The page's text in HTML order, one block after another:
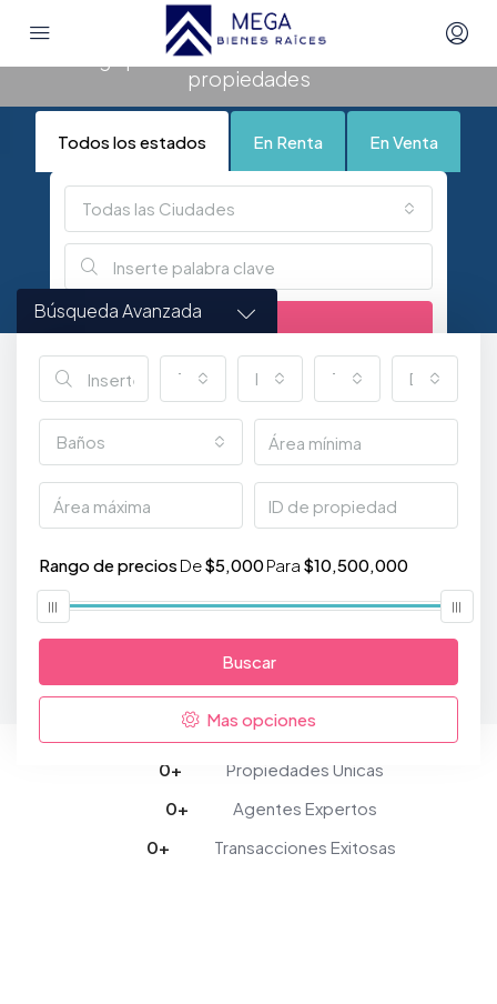
España
Navega por nuestra selección exclusiva de
propiedades
Todos los estados En Renta En Venta
Todas las Ciudades
Buscar
Búsqueda Avanzada
Todas las Ciudades
Estado Tipo
Baños
Rango de precios De$5,000Para $10,500,000
Buscar
Mas opciones
0+
Propiedades Únicas
0+
Agentes Expertos
0+ Transacciones Exitosas